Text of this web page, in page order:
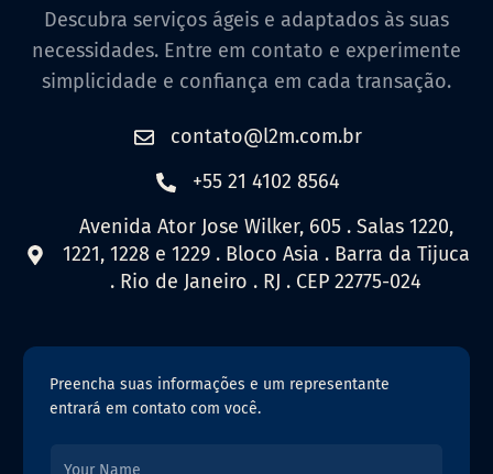
Descubra serviços ágeis e adaptados às suas
necessidades. Entre em contato e experimente
simplicidade e confiança em cada transação.
contato@l2m.com.br
+55 21 4102 8564
Avenida Ator Jose Wilker, 605 . Salas 1220,
1221, 1228 e 1229 . Bloco Asia . Barra da Tijuca
. Rio de Janeiro . RJ . CEP 22775-024
Preencha suas informações e um representante
entrará em contato com você.